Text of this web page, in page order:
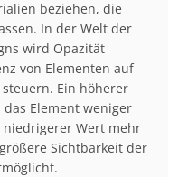
beziehen, die
In der Welt der
wird Opazität
von Elementen auf
Ein höherer
Element weniger
Wert mehr
Sichtbarkeit der